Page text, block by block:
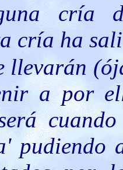
cría ha
llevarán
a por
pudiendo